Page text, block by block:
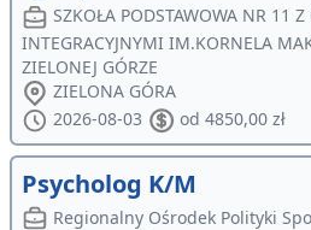
SZKOŁA PODSTAWOWA NR 11
INTEGRACYJNYMI IM.KORNELA
ZIELONEJ GÓRZE
ZIELONA GÓRA
2026-08-03
od 4850,00 zł
Psycholog K/M
Regionalny Ośrodek Polityki